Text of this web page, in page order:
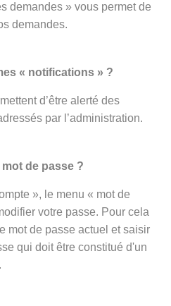
demandes » vous permet de
demandes.
« notifications » ?
d’être alerté des
par l’administration.
de passe ?
», le menu « mot de
votre passe. Pour cela
mot de passe actuel et saisir
qui doit être constitué d'un